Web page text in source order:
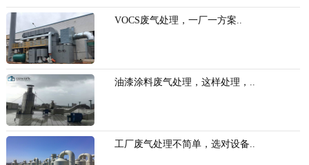
VOCS废气处理，一厂一方案..
油漆涂料废气处理，这样处理，..
工厂废气处理不简单，选对设备..